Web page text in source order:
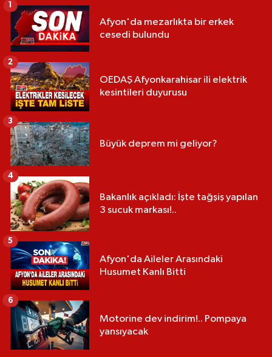
Afyon'da mezarlıkta bir erkek
cesedi bulundu
1
OEDAŞ Afyonkarahisar ili elektrik
kesintileri duyurusu
2
Büyük deprem mi geliyor?
3
Bakanlık açıkladı: İşte tağşiş yapılan
3 sucuk markası!..
4
Afyon'da Aileler Arasındaki
Husumet Kanlı Bitti
5
Motorine dev indirim!.. Pompaya
yansıyacak
6